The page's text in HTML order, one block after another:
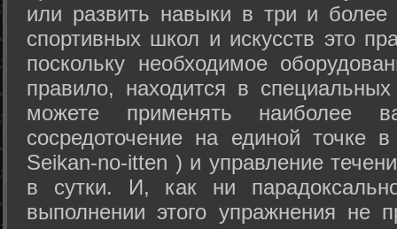
или развить навыки в три и
спортивных школ и искусств это
поскольку необходимое
правило, находится в
можете применять наиболее
сосредоточение на единой точке
Seikan-­no-­itten ) и управление
в сутки. И, как ни
выполнении этого упражнения не